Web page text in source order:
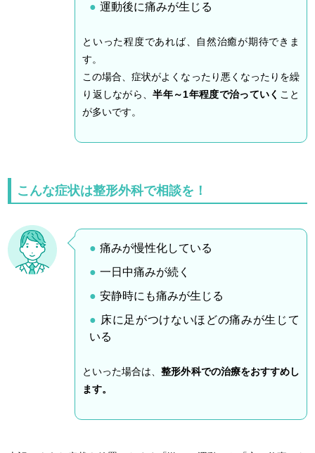
運動後に痛みが生じる
といった程度であれば、自然治癒が期待できま
す。
この場合、症状がよくなったり悪くなったりを繰
り返しながら、半年～1年程度で治っていく こと
が多いです。
こんな症状は整形外科で相談を！
痛みが慢性化している
一日中痛みが続く
安静時にも痛みが生じる
床に足がつけないほどの痛みが生じて
いる
といった場合は、整形外科での治療をおすすめし
ます。